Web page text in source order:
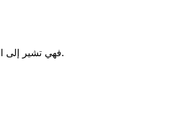
تحدد هذه الأرقام الثلاثة فرعًا معينًا. رموز BIC التي تنتهي بـ "XXX"، فهي تشير إلى المكتب الرئيسي للبنك.